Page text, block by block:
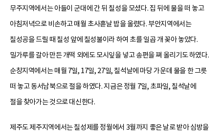
무주지역에서는 아들이 군대에 간 뒤 칠성을 모셨다. 집 뒤에 물을 떠 놓고
아침저녁으로 비손하고 매월 초사흗날 밥을 올렸다. 부안지역에서는
칠성공을 드릴 때 칠성 앞에 칠성불이라 하여 초를 일곱 개 꽂아 놓았다.
밀가루를 갈아 만든 개떡 외에도 모시잎을 넣고 송편을 쪄 올리기도 하였다.
순창지역에서는 매월 7일, 17일, 27일, 칠석날에 마당 가운데 물을 한 그릇
떠 놓고 동서남북으로 절을 하였다. 지금은 정월 7일, 초파일, 칠석날에
절을 찾아가는 것으로 대신한다.
제주도 제주지역에서는 칠성제를 정월에서 3월까지 좋은 날로 받아 심방을